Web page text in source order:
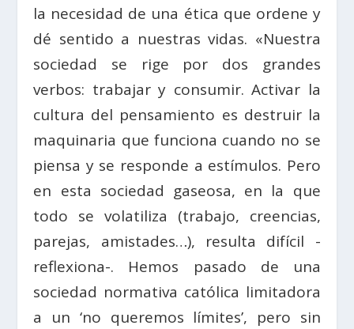
la necesidad de una ética que ordene y
dé sentido a nuestras vidas. «Nuestra
sociedad se rige por dos grandes
verbos: trabajar y consumir. Activar la
cultura del pensamiento es destruir la
maquinaria que funciona cuando no se
piensa y se responde a estímulos. Pero
en esta sociedad gaseosa, en la que
todo se volatiliza (trabajo, creencias,
parejas, amistades…), resulta difícil -
reflexiona-. Hemos pasado de una
sociedad normativa católica limitadora
a un ‘no queremos límites’, pero sin